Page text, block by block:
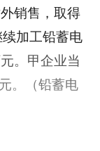
销售，取得
加工铅蓄电
。甲企业当
。（铅蓄电